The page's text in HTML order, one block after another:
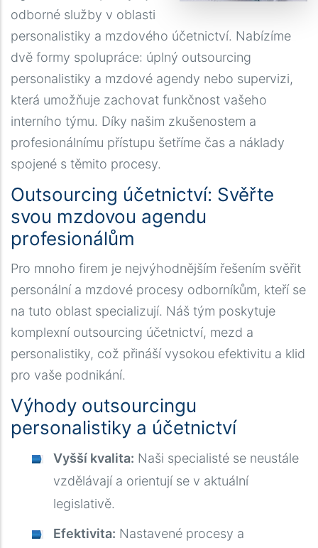
odborné služby v oblasti
personalistiky a mzdového účetnictví. Nabízíme
dvě formy spolupráce: úplný outsourcing
personalistiky a mzdové agendy nebo supervizi,
která umožňuje zachovat funkčnost vašeho
interního týmu. Díky našim zkušenostem a
profesionálnímu přístupu šetříme čas a náklady
spojené s těmito procesy.
Outsourcing účetnictví: Svěřte
svou mzdovou agendu
profesionálům
Pro mnoho firem je nejvýhodnějším řešením svěřit
personální a mzdové procesy odborníkům, kteří se
na tuto oblast specializují. Náš tým poskytuje
komplexní outsourcing účetnictví, mezd a
personalistiky, což přináší vysokou efektivitu a klid
pro vaše podnikání.
Výhody outsourcingu
personalistiky a účetnictví
Vyšší kvalita: Naši specialisté se neustále
vzdělávají a orientují se v aktuální
legislativě.
Efektivita: Nastavené procesy a